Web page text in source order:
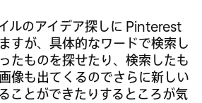
ルのアイデア探しに Pinterest
すが、具体的なワードで検索し
たものを探せたり、検索したも
像も出てくるのでさらに新しい
ことができたりするところが気